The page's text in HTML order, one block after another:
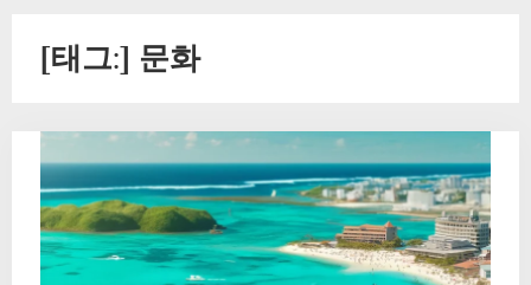
[태그:] 문화